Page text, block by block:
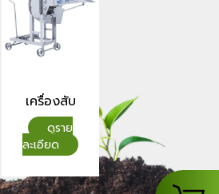
เครื่องสับ
ย่อยพืช
อาหาร
สัตว์ รุ่น
FC255